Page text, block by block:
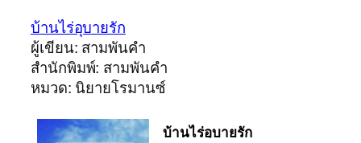
บ้านไร่อุบายรัก
ผู้เขียน: สามพันคำ
สำนักพิมพ์: สามพันคำ
หมวด: นิยายโรมานซ์